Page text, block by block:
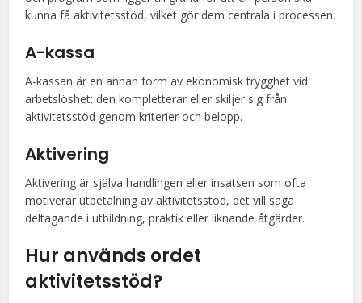
kunna få aktivitetsstöd, vilket gör dem centrala i processen.
A-kassa
A-kassan är en annan form av ekonomisk trygghet vid
arbetslöshet; den kompletterar eller skiljer sig från
aktivitetsstöd genom kriterier och belopp.
Aktivering
Aktivering är själva handlingen eller insatsen som ofta
motiverar utbetalning av aktivitetsstöd, det vill säga
deltagande i utbildning, praktik eller liknande åtgärder.
Hur används ordet
aktivitetsstöd?